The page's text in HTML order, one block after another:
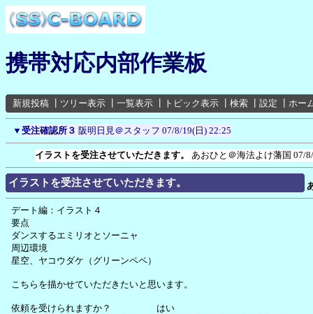
携帯対応内部作業板
新規投稿 ツリー表示 一覧表示 トピック表示 検索 設定 ホー
▼ 受注確認所３ 阪明日見＠スタッフ 07/8/19(日) 22:25
イラストを受注させていただきます。 あおひと＠海法よけ藩国 07/
イラストを受注させていただきます。
デート編：イラスト４
要点
ダンスするエミリオとソーニャ
周辺環境
星空、ヤコウダケ（グリーンペペ）
こちらを描かせていただきたいと思います。
依頼を受けられますか？ はい